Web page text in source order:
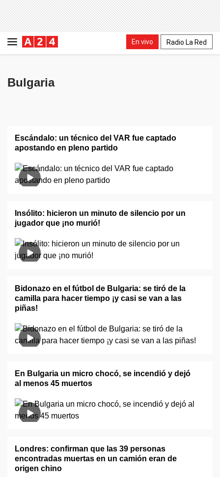
En vivo Radio La Red
Bulgaria
Escándalo: un técnico del VAR fue captado
apostando en pleno partido
Insólito: hicieron un minuto de silencio por un
jugador que ¡no murió!
Bidonazo en el fútbol de Bulgaria: se tiró de la
camilla para hacer tiempo ¡y casi se van a las
piñas!
En Bulgaria un micro chocó, se incendió y dejó
al menos 45 muertos
Londres: confirman que las 39 personas
encontradas muertas en un camión eran de
origen chino